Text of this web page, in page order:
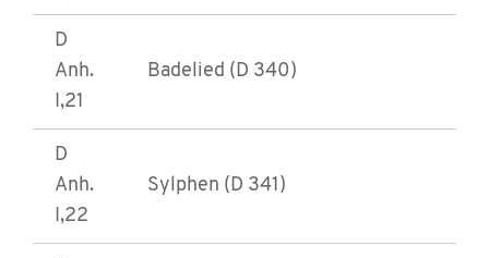
D
Anh.
I,21
Badelied (D 340)
D
Anh.
I,22
Sylphen (D 341)